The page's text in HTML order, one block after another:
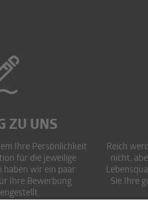
ZU UNS
Ihre Persönlichkeit
für die jeweilige
haben wir ein paar
Ihre Bewerbung
Reich
nicht,
Sie Ihre